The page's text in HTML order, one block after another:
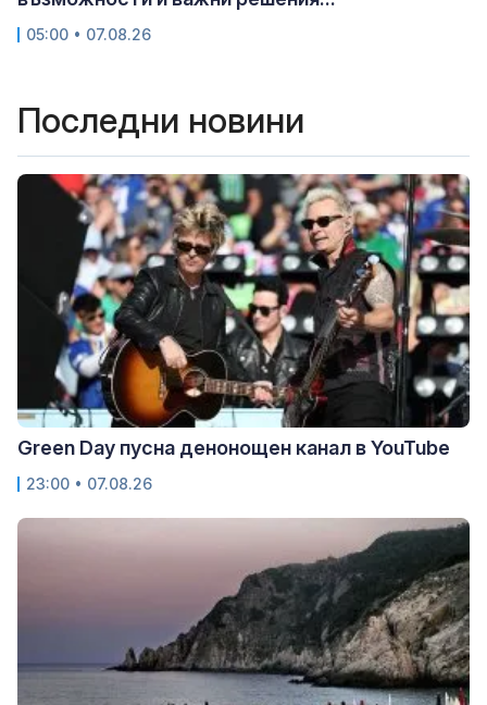
05:00 • 07.08.26
Последни новини
Green Day пусна денонощен канал в YouTube
23:00 • 07.08.26